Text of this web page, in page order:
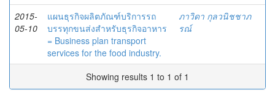
2015-
05-10
แผนธุรกิจผลิตภัณฑ์บริการรถ
บรรทุกขนส่งสำหรับธุรกิจอาหาร
= Business plan transport
services for the food industry.
ภาวิดา กุลวนิชชาภ
รณ์
Showing results 1 to 1 of 1